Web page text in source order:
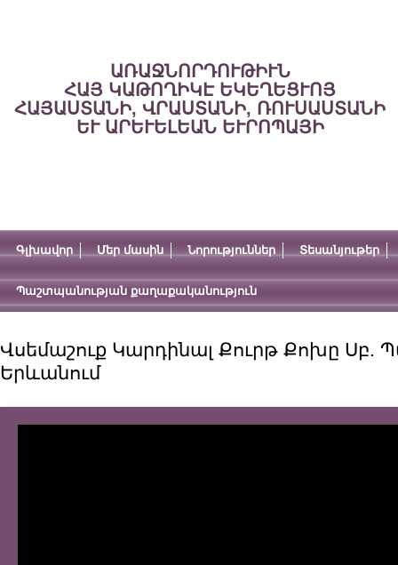
ԱՌԱՋՆՈՐԴՈՒԹԻՒՆ
ՀԱՅ ԿԱԹՈՂԻԿԷ ԵԿԵՂԵՑՒՈՅ
ՀԱՅԱՍՏԱՆԻ, ՎՐԱՍՏԱՆԻ, ՌՈՒՍԱՍՏԱՆԻ
ԵՒ ԱՐԵՒԵԼԵԱՆ ԵՒՐՈՊԱՅԻ
Գլխավոր Մեր մասին Նորություններ Տեսանյութեր
Պաշտպանության քաղաքականություն
Վսեմաշուք Կարդինալ Քուրթ Քոխը
Երևանում